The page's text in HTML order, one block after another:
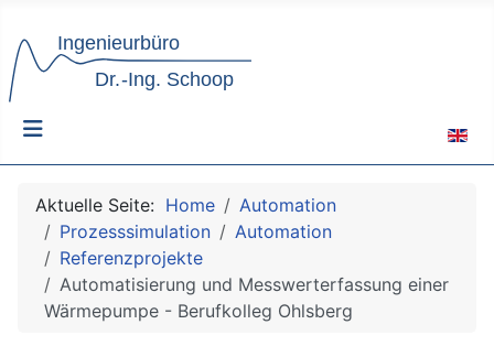
Aktuelle Seite: Home
Automation
Prozesssimulation
Automation
Referenzprojekte
Automatisierung und Messwerterfassung einer
Wärmepumpe - Berufkolleg Ohlsberg